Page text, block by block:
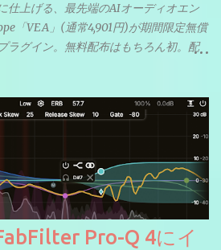
仕上げる、最先端のAIオーディオエン
「VEA」(通常4,901円)が期間限定無償
ラグイン。無料配布はもちろん初。配
Pro-Q 4にイ